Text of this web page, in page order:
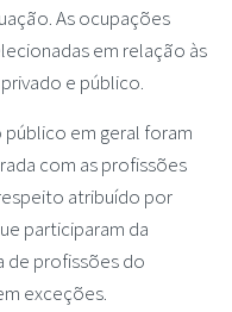
As ocupações
em relação às
e público.
público em geral foram
com as profissões
atribuído por
participaram da
de profissões do
exceções.